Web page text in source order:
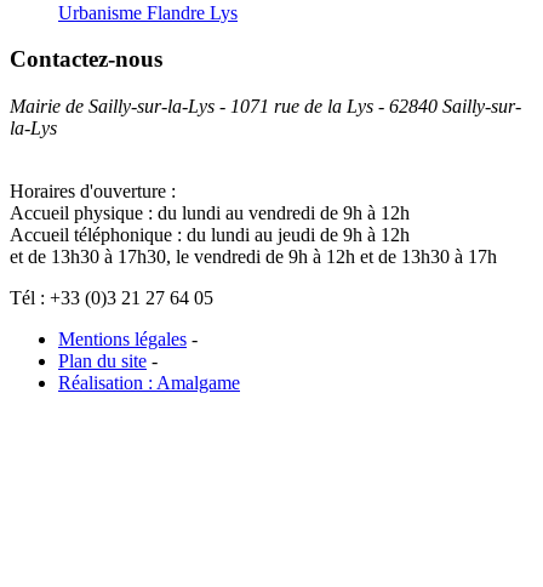
Urbanisme Flandre Lys
Contactez-nous
Mairie de Sailly-sur-la-Lys - 1071 rue de la Lys - 62840 Sailly-sur-
la-Lys
Horaires d'ouverture :
Accueil physique : du lundi au vendredi de 9h à 12h
Accueil téléphonique : du lundi au jeudi de 9h à 12h
et de 13h30 à 17h30, le vendredi de 9h à 12h et de 13h30 à 17h
Tél : +33 (0)3 21 27 64 05
Mentions légales -
Plan du site -
Réalisation : Amalgame